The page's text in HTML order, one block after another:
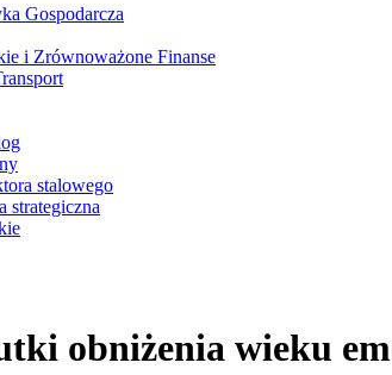
Gospodarcza
i Zrównoważone Finanse
stalowego
strategiczna
obniżenia wieku